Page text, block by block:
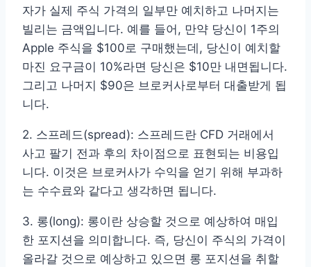
자가 실제 주식 가격의 일부만 예치하고 나머지는
빌리는 금액입니다. 예를 들어, 만약 당신이 1주의
Apple 주식을 $100로 구매했는데, 당신이 예치할
마진 요구금이 10%라면 당신은 $10만 내면됩니다.
그리고 나머지 $90은 브로커사로부터 대출받게 됩
니다.
2. 스프레드(spread): 스프레드란 CFD 거래에서
사고 팔기 전과 후의 차이점으로 표현되는 비용입
니다. 이것은 브로커사가 수익을 얻기 위해 부과하
는 수수료와 같다고 생각하면 됩니다.
3. 롱(long): 롱이란 상승할 것으로 예상하여 매입
한 포지션을 의미합니다. 즉, 당신이 주식의 가격이
올라갈 것으로 예상하고 있으면 롱 포지션을 취할